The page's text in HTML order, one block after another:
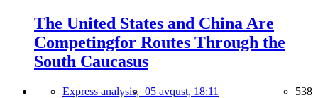
The United States and China Are
Competingfor Routes Through the
South Caucasus
Express analysis, 05 avqust, 18:11 538